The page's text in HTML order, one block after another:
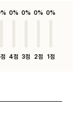
0%
4점
0%
3점
0%
2점
0%
1점